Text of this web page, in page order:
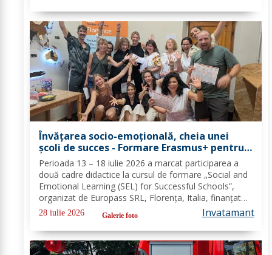
Învățarea socio-emoțională, cheia unei
școli de succes - Formare Erasmus+ pentru
două cadre didactice de la Școala
Gimnazială „Spiru Haret” Dorohoi - FOTO
Perioada 13 – 18 iulie 2026 a marcat participarea a
două cadre didactice la cursul de formare „Social and
Emotional Learning (SEL) for Successful Schools”,
organizat de Europass SRL, Florența, Italia, finanțat
prin programul de Acreditare Erasmus +, domeniul
educație școlară număr de referință...
28 iulie 2026 Galerie foto Invatamant